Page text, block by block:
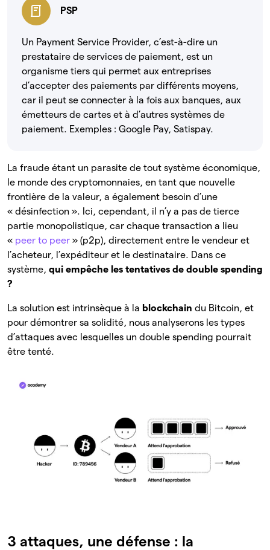
PSP
Un Payment Service Provider, c’est-à-dire un
prestataire de services de paiement, est un
organisme tiers qui permet aux entreprises
d’accepter des paiements par différents moyens,
car il peut se connecter à la fois aux banques, aux
émetteurs de cartes et à d’autres systèmes de
paiement. Exemples : Google Pay, Satispay.
La fraude étant un parasite de tout système économique,
le monde des cryptomonnaies, en tant que nouvelle
frontière de la valeur, a également besoin d’une
« désinfection ». Ici, cependant, il n’y a pas de tierce
partie monopolistique, car chaque transaction a lieu
« peer to peer » (p2p), directement entre le vendeur et
l’acheteur, l’expéditeur et le destinataire. Dans ce
système, qui empêche les tentatives de double spending
?
La solution est intrinsèque à la blockchain du Bitcoin, et
pour démontrer sa solidité, nous analyserons les types
d’attaques avec lesquelles un double spending pourrait
être tenté.
3 attaques, une défense : la